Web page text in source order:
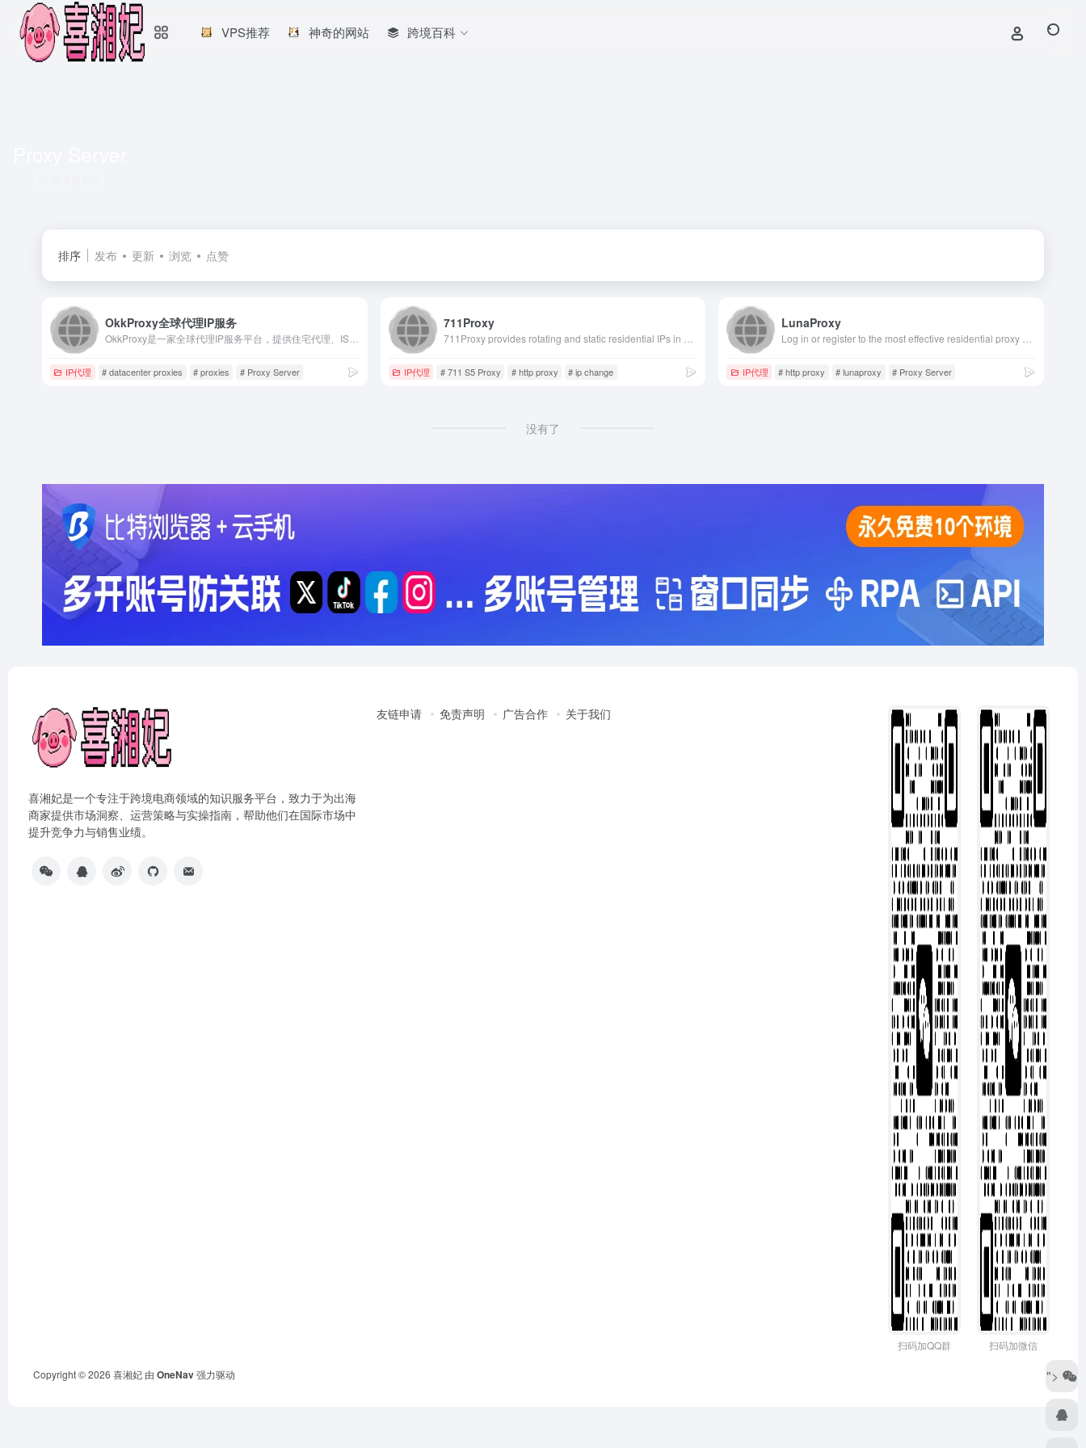
VPS推荐 神奇的网站 跨境百科
排序 发布 更新 浏览 点赞
OkkProxy全球代理IP服务
IP代理 # datacenter proxies # proxies # Proxy Server
711Proxy
IP代理 # 711 S5 Proxy # http proxy # ip change
LunaProxy
IP代理 # http proxy # lunaproxy # Proxy Server
没有了
喜湘妃是一个专注于跨境电商领域的知识服务平台，致力于为出海
商家提供市场洞察、运营策略与实操指南，帮助他们在国际市场中
提升竞争力与销售业绩。
友链申请 免责声明 广告合作 关于我们
扫码加QQ群 扫码加微信
Copyright © 2026 喜湘妃 由 OneNav强力驱动 ">